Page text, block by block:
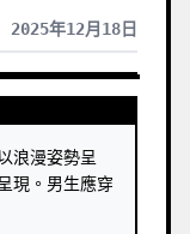
2025年12月18日
浪漫姿勢呈
現。男生應穿